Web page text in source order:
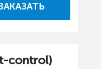
control)